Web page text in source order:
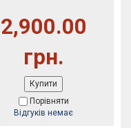
2,900.00
грн.
Купити
Порівняти
Відгуків немає